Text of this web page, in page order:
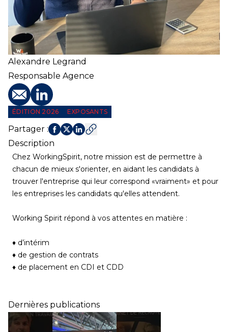
Alexandre Legrand
Responsable Agence
E-mailProfil LinkedIn
ÉDITION 2026 EXPOSANTS
Partager :
Description
Chez WorkingSpirit, notre mission est de permettre à
chacun de mieux s'orienter, en aidant les candidats à
trouver l'entreprise qui leur correspond «vraiment» et pour
les entreprises les candidats qu'elles attendent.
Working Spirit répond à vos attentes en matière :
♦ d’intérim
♦ de gestion de contrats
♦ de placement en CDI et CDD
Dernières publications